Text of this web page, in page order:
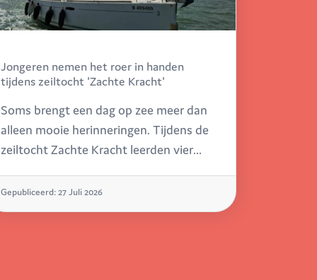
Jongeren nemen het roer in handen
tijdens zeiltocht 'Zachte Kracht'
Soms brengt een dag op zee meer dan
alleen mooie herinneringen. Tijdens de
zeiltocht Zachte Kracht leerden vier
niet alleen de wind te trotseren, maar
ook te vertrouwen op hun eigen kracht.
Gepubliceerd: 27 Juli 2026